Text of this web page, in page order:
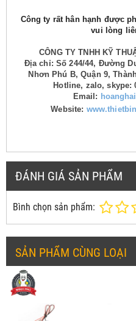
Công ty rất hân hạnh được
vui lòng
CÔNG TY TNHH KỸ
Địa chỉ: Số 244/44, Đường
Nhơn Phú B, Quận 9,
Hotline, zalo, skype:
Email:
Website:
ĐÁNH GIÁ SẢN PHẨM
Bình chọn sản phẩm:
SẢN PHẨM CÙNG LOẠI